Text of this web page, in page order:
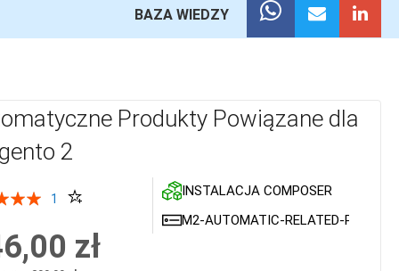
BAZA WIEDZY
Produkty Powiązane dla
2
1
zł
INSTALACJA COMPOSER
M2-AUTOMATIC-RELATED-